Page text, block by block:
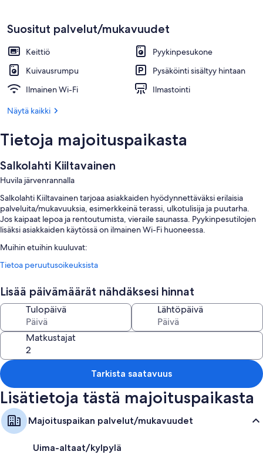
Suositut palvelut/mukavuudet
Keittiö
Pyykinpesukone
Kuivausrumpu
Pysäköinti sisältyy hintaan
Ilmainen Wi-Fi
Ilmastointi
Näytä kaikki
Tietoja majoituspaikasta
Salkolahti Kiiltavainen
Huvila järvenrannalla
Salkolahti Kiiltavainen tarjoaa asiakkaiden hyödynnettäväksi erilaisia
palveluita/mukavuuksia, esimerkkeinä terassi, ulkotulisija ja puutarha.
Jos kaipaat lepoa ja rentoutumista, vieraile saunassa. Pyykinpesutilojen
lisäksi asiakkaiden käytössä on ilmainen Wi-Fi huoneessa.
Muihin etuihin kuuluvat:
Ilmainen omatoiminen pysäköinti
Huoneiden varustelu
Kaikki huoneet on yksilöllisesti kalustetun, ja niiden tarjoamiin
mukavuuksiin lukeutuvat takat ja lämmitetyt lattiat sekä myös
kannettavalle tietokoneelle sopivat työtilat ja ilmastointi.
Muihin palveluihin/mukavuuksiin lukeutuvat:
Syöttötuolit ja vauvan matkasängyt
Kylpyhuoneet, joista löytyy suihkut ja bideet
Televisio, josta löytyy DVD-soitin
Yksityiset pihat, vaatekaapit/komerot ja lämmitetyt lattiat
Tietoa peruutusoikeuksista
Lisää päivämäärät nähdäksesi hinnat
Tulopäivä Lähtöpäivä
Matkustajat
Tarkista saatavuus
Lisätietoja tästä majoituspaikasta
Majoituspaikan palvelut/mukavuudet
Uima-altaat/kylpylä